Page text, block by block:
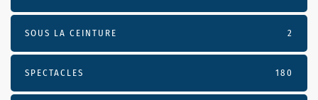
SOUS LA CEINTURE 2
SPECTACLES 180